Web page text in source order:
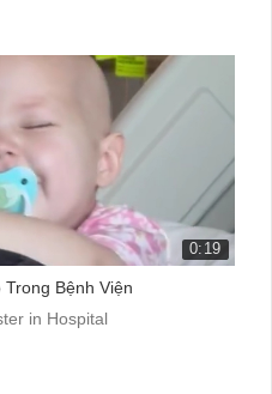
0:19
Bệnh Viện
in Hospital